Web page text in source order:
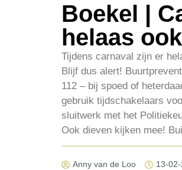
Boekel |
helaas
Tijdens carnaval zijn er
Blijf dus alert!
112 – bij spoed of
gebruik tijdschakelaars
sluitwerk met het
Ook dieven kijken mee!
Anny van de Loo 13-